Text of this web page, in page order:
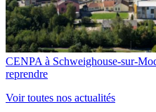
CENPA à Schweighouse-sur-
reprendre
Voir toutes nos actualités